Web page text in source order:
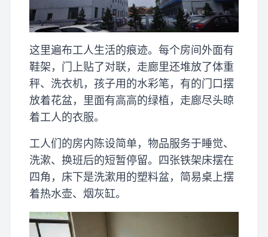
这里遍布工人生活的痕迹。每个房间外面有
鞋架，门上贴了对联，走廊里还堆放了体重
秤、洗衣机，孩子用的水彩笔，有的门口摆
放着花盆，里面有高高的绿植，走廊尽头晾
着工人的衣服。
工人们的房内陈设简单，物品服务于睡觉、
洗漱、换班后的短暂停留。四张铁架床摆在
四角，床下是洗漱用的塑料盆，简易桌上摆
着热水壶、烟灰缸。